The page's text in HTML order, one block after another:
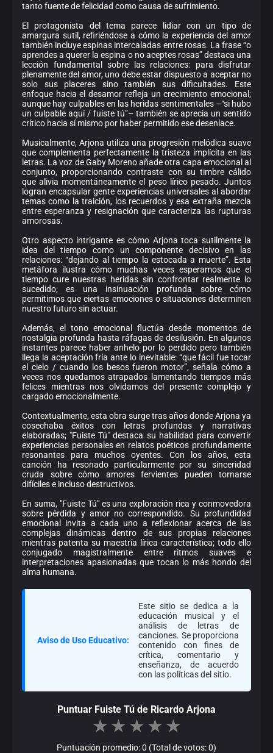
tanto fuente de felicidad como causa de sufrimiento.
El protagonista del tema parece lidiar con un tipo de
amargura sutil, refiriéndose a cómo la experiencia del amor
también incluye espinas intercaladas entre rosas. La frase “o
aprendes a querer la espina o no aceptes rosas” destaca una
lección fundamental sobre las relaciones: para disfrutar
plenamente del amor, uno debe estar dispuesto a aceptar no
solo sus placeres sino también sus dificultades. Este
enfoque hacia el desamor refleja un crecimiento emocional;
aunque hay culpables en las heridas sentimentales –“si hubo
un culpable aquí / fuiste tú”– también se aprecia un sentido
crítico hacia sí mismo por haber permitido ese desenlace.
Musicalmente, Arjona utiliza una progresión melódica suave
que complementa perfectamente la tristeza implícita en las
letras. La voz de Gaby Moreno añade otra capa emocional al
conjunto, proporcionando contraste con su timbre cálido
que alivia momentáneamente el peso lírico pesado. Juntos
logran encapsular gente experiencias universales al abordar
temas como la traición, los recuerdos y esa extraña mezcla
entre esperanza y resignación que caracteriza las rupturas
amorosas.
Otro aspecto intrigante es cómo Arjona toca sutilmente la
idea del tiempo como un componente decisivo en las
relaciones: “dejando al tiempo la estocada a muerte”. Esta
metáfora ilustra cómo muchas veces esperamos que el
tiempo cure nuestras heridas sin confrontar realmente lo
sucedido; es una insinuación profunda sobre cómo
permitimos que ciertas emociones o situaciones determinen
nuestro futuro sin actuar.
Además, el tono emocional fluctúa desde momentos de
nostalgia profunda hasta ráfagas de desilusión. En algunos
instantes parece haber anhelo por lo perdido pero también
llega la aceptación fría ante lo inevitable: “que fácil fue tocar
el cielo / cuando los besos fueron motor”, señala cómo a
veces nos quedamos atrapados lamentando tiempos más
felices mientras nos olvidamos del presente complejo y
cargado emocionalmente.
Contextualmente, esta obra surge tras años donde Arjona ya
cosechaba éxitos con letras profundas y narrativas
elaboradas; "Fuiste Tú" destaca su habilidad para convertir
experiencias personales en relatos poéticos profundamente
resonantes para muchos oyentes. Con los años, esta
canción ha resonado particularmente por su sinceridad
cruda sobre cómo amores fervientes pueden tornarse
difíciles e incluso destructivos.
En suma, "Fuiste Tú" es una exploración rica y conmovedora
sobre pérdida y amor no correspondido. Su profundidad
emocional invita a cada uno a reflexionar acerca de las
complejas dinámicas dentro de sus propias relaciones
mientras patenta su maestría lírica característica; todo ello
conjugado magistralmente entre ritmos suaves e
interpretaciones apasionadas que tocan lo más hondo del
alma humana.
Aviso de Uso Educativo:
Este sitio se dedica a la
educación musical y el
análisis de letras de
canciones. Se proporciona
contenido con fines de
crítica, comentario y
enseñanza, de acuerdo
con las políticas del sitio.
Puntuar Fuiste Tú de Ricardo Arjona
★ ★ ★ ★ ★
Puntuación promedio: 0 (Total de votos: 0)